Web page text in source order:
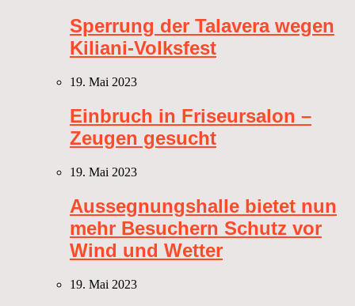
Sperrung der Talavera wegen
Kiliani-Volksfest
19. Mai 2023
Einbruch in Friseursalon –
Zeugen gesucht
19. Mai 2023
Aussegnungshalle bietet nun
mehr Besuchern Schutz vor
Wind und Wetter
19. Mai 2023